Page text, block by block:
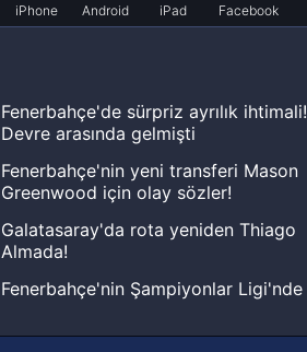
iPhone Android iPad Facebook
Fenerbahçe'de sürpriz ayrılık ihtimali!
Devre arasında gelmişti
Fenerbahçe'nin yeni transferi Mason
Greenwood için olay sözler!
Galatasaray'da rota yeniden Thiago
Almada!
Fenerbahçe'nin Şampiyonlar Ligi'nde
Zabrze'yi elerlerse...